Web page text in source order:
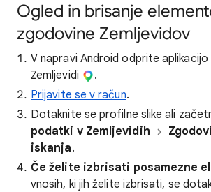
Ogled in brisanje
zgodovine Zemljevidov
V napravi Android odprite aplikacijo
Zemljevidi
.
Prijavite se v račun.
Dotaknite se profilne slike ali
podatki v Zemljevidih
iskanja.
Če želite izbrisati posamezne
vnosih, ki jih želite izbrisati, se